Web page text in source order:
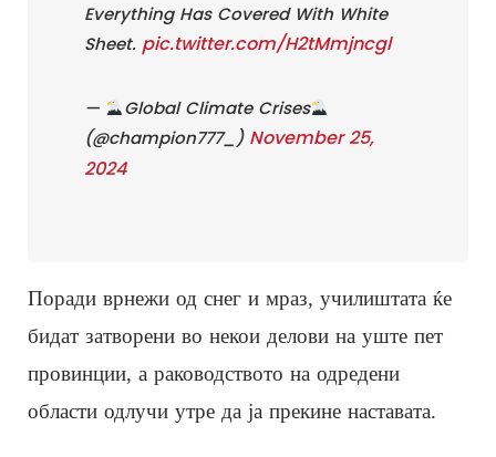
Everything Has Covered With White
Sheet. pic.twitter.com/H2tMmjncgl
—
Global Climate Crises
(@champion777_) November 25,
2024
Поради врнежи од снег и мраз, училиштата ќе
бидат затворени во некои делови на уште пет
провинции, а раководството на одредени
области одлучи утре да ја прекине наставата.